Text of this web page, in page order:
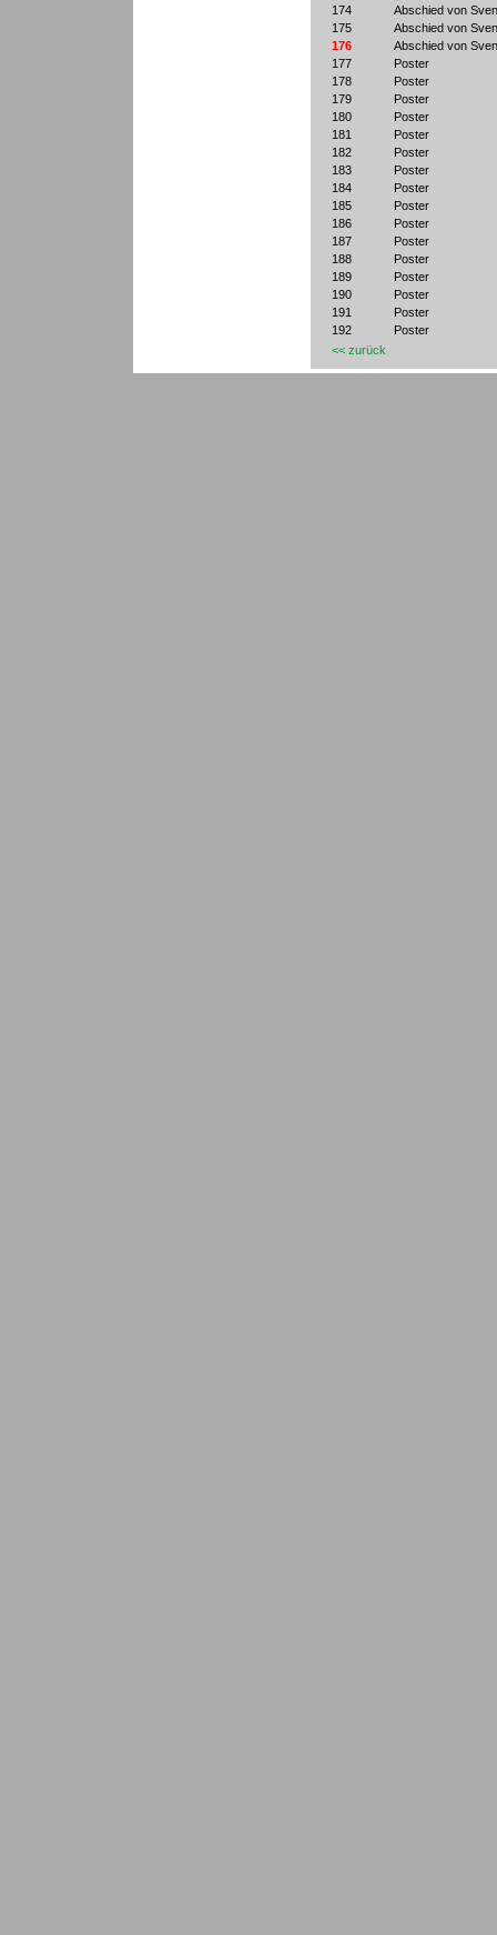
174
Abschied von
175
Abschied von
176
Abschied von
177
Poster
178
Poster
179
Poster
180
Poster
181
Poster
182
Poster
183
Poster
184
Poster
185
Poster
186
Poster
187
Poster
188
Poster
189
Poster
190
Poster
191
Poster
192
Poster
<< zurück